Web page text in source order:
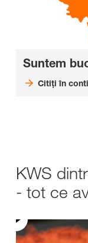
Suntem
Citiți în
KWS
- tot ce